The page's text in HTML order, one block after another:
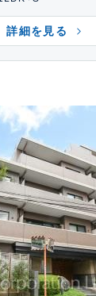
詳細を見る